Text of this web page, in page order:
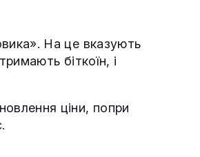
На це вказують
біткоїн, і
ціни, попри